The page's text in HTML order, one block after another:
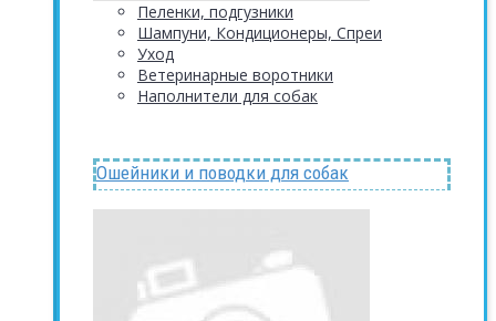
Пеленки, подгузники
Шампуни, Кондиционеры, Спреи
Уход
Ветеринарные воротники
Наполнители для собак
Ошейники и поводки для собак